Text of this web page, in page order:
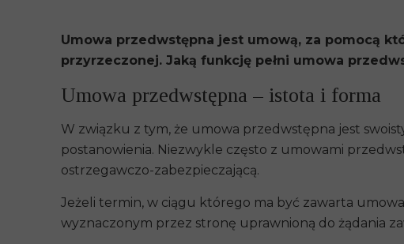
Umowa przedwstępna jest umową, za pomocą
przyrzeczonej. Jaką funkcję pełni umowa
Umowa przedwstępna – istota i forma
W związku z tym, że umowa przedwstępna jest
postanowienia. Niezwykle często z umowami
ostrzegawczo-zabezpieczającą.
Jeżeli termin, w ciągu którego ma być zawarta
wyznaczonym przez stronę uprawnioną do żądania